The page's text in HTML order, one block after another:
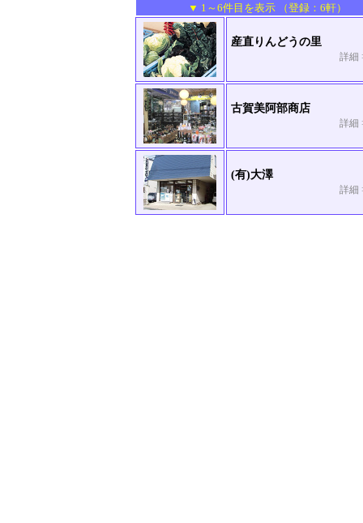
▼ 1～6件目を表示 （登録：6軒）
産直りんどうの里
詳細
古賀美阿部商店
詳細
(有)大澤
詳細